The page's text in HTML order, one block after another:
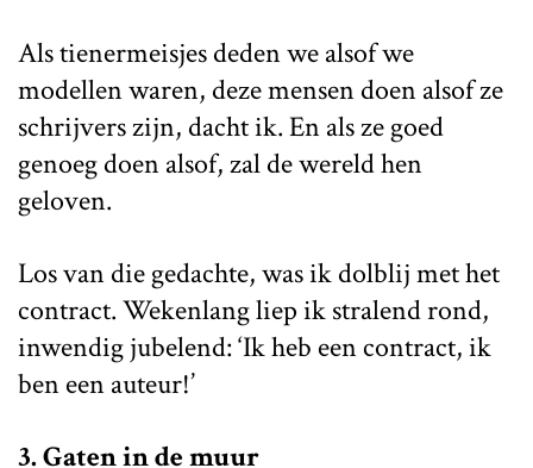
Als tienermeisjes deden we alsof we
modellen waren, deze mensen doen alsof ze
schrijvers zijn, dacht ik. En als ze goed
genoeg doen alsof, zal de wereld hen
geloven.
Los van die gedachte, was ik dolblij met het
contract. Wekenlang liep ik stralend rond,
inwendig jubelend: ‘Ik heb een contract, ik
ben een auteur!’
3. Gaten in de muur